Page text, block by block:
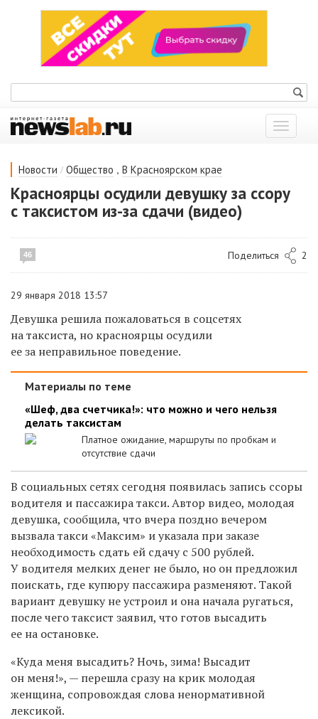
Показать
меню
Новости / Общество , В Красноярском крае
Красноярцы осудили девушку за ссору
с таксистом из-за сдачи (видео)
46 Поделиться 2
29 января 2018 13:57
Девушка решила пожаловаться в соцсетях
на таксиста, но красноярцы осудили
ее за неправильное поведение.
Материалы по теме
«Шеф, два счетчика!»: что можно и чего нельзя
делать таксистам
Платное ожидание, маршруты по пробкам и
отсутствие сдачи
В социальных сетях сегодня появилась запись ссоры
водителя и пассажира такси. Автор видео, молодая
девушка, сообщила, что вчера поздно вечером
вызвала такси «Максим» и указала при заказе
необходимость сдать ей сдачу с 500 рублей.
У водителя мелких денег не было, но он предложил
поискать, где купюру пассажира разменяют. Такой
вариант девушку не устроил и она начала ругаться,
после чего таксист заявил, что готов высадить
ее на остановке.
«Куда меня высадить? Ночь, зима! Высадит
он меня!», — перешла сразу на крик молодая
женщина, сопровождая слова ненормативной
лексикой.